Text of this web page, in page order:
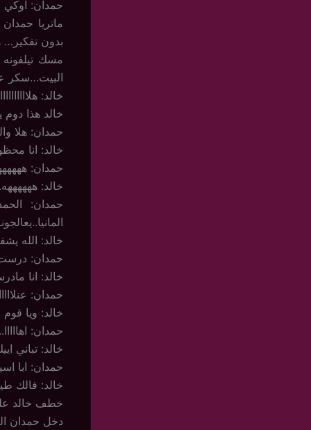
حمدان: اوكي
ماتريا
بدون
مسك
البيت…سكر
خالد:
خالد هذا
حمدان: هلا
خالد: انا
حمدان:
خالد:
حمدان:
خالد: الله
حمدان:
خالد: انا
حمدان:
خالد: ويا
حمدان:
خالد: تباني
حمدان: ابا
خالد: فالك
خطف خالد
دخل حمدان